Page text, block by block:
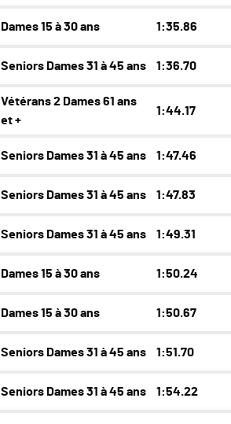
Dames 15 à 30 ans 1:35.86
Seniors Dames 31 à 45 ans 1:36.70
Vétérans 2 Dames 61 ans
et +
1:44.17
Seniors Dames 31 à 45 ans 1:47.46
Seniors Dames 31 à 45 ans 1:47.83
Seniors Dames 31 à 45 ans 1:49.31
Dames 15 à 30 ans 1:50.24
Dames 15 à 30 ans 1:50.67
Seniors Dames 31 à 45 ans 1:51.70
Seniors Dames 31 à 45 ans 1:54.22